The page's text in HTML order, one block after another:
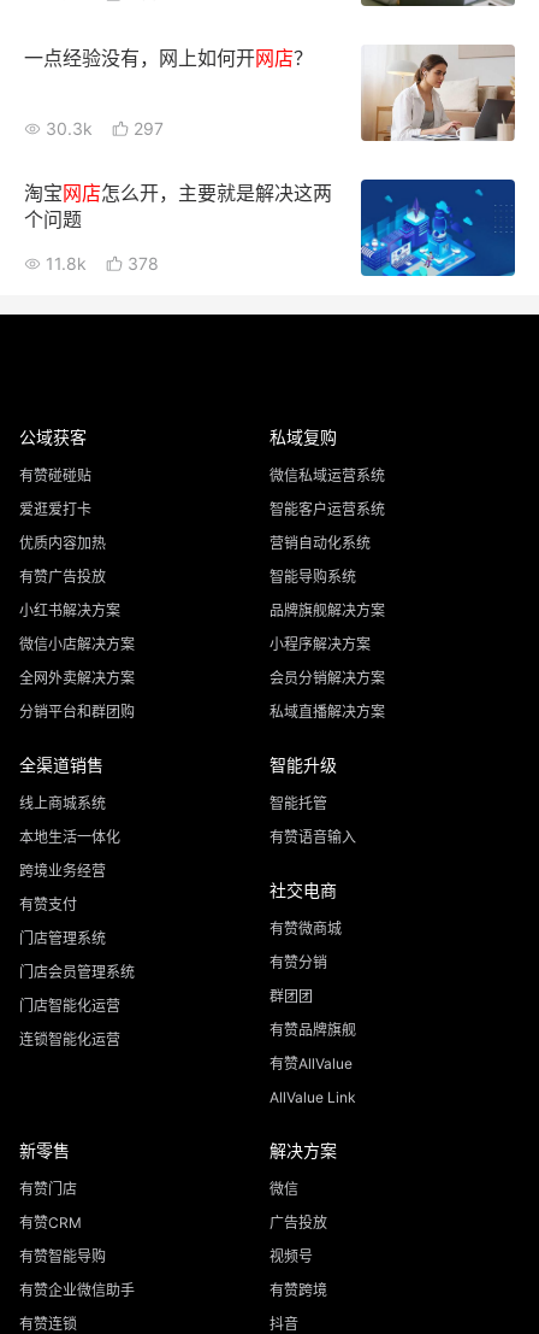
一点经验没有，网上如何开网店？
30.3k 297
淘宝网店怎么开，主要就是解决这两
个问题
11.8k 378
公域获客
有赞碰碰贴
爱逛爱打卡
优质内容加热
有赞广告投放
小红书解决方案
微信小店解决方案
全网外卖解决方案
分销平台和群团购
私域复购
微信私域运营系统
智能客户运营系统
营销自动化系统
智能导购系统
品牌旗舰解决方案
小程序解决方案
会员分销解决方案
私域直播解决方案
全渠道销售
线上商城系统
本地生活一体化
跨境业务经营
有赞支付
门店管理系统
门店会员管理系统
门店智能化运营
连锁智能化运营
智能升级
智能托管
有赞语音输入
社交电商
有赞微商城
有赞分销
群团团
有赞品牌旗舰
有赞AllValue
AllValue Link
新零售
有赞门店
有赞CRM
有赞智能导购
有赞企业微信助手
有赞连锁
解决方案
微信
广告投放
视频号
有赞跨境
抖音